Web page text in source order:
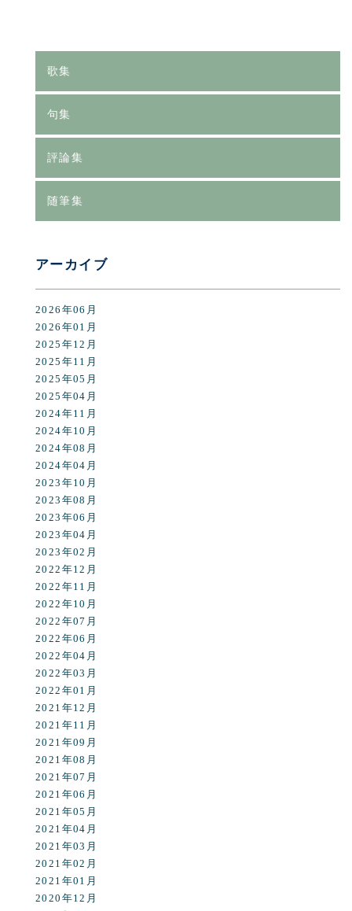
歌集
句集
評論集
随筆集
アーカイブ
2026年06月
2026年01月
2025年12月
2025年11月
2025年05月
2025年04月
2024年11月
2024年10月
2024年08月
2024年04月
2023年10月
2023年08月
2023年06月
2023年04月
2023年02月
2022年12月
2022年11月
2022年10月
2022年07月
2022年06月
2022年04月
2022年03月
2022年01月
2021年12月
2021年11月
2021年09月
2021年08月
2021年07月
2021年06月
2021年05月
2021年04月
2021年03月
2021年02月
2021年01月
2020年12月